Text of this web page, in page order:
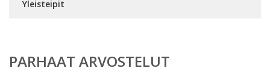
Yleisteipit
PARHAAT ARVOSTELUT